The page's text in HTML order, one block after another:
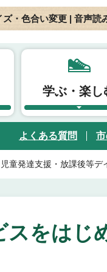
ズ・色合い変更 | 音声読
学ぶ・楽し
よくある質問
児童発達支援・放課後等
スをはじ